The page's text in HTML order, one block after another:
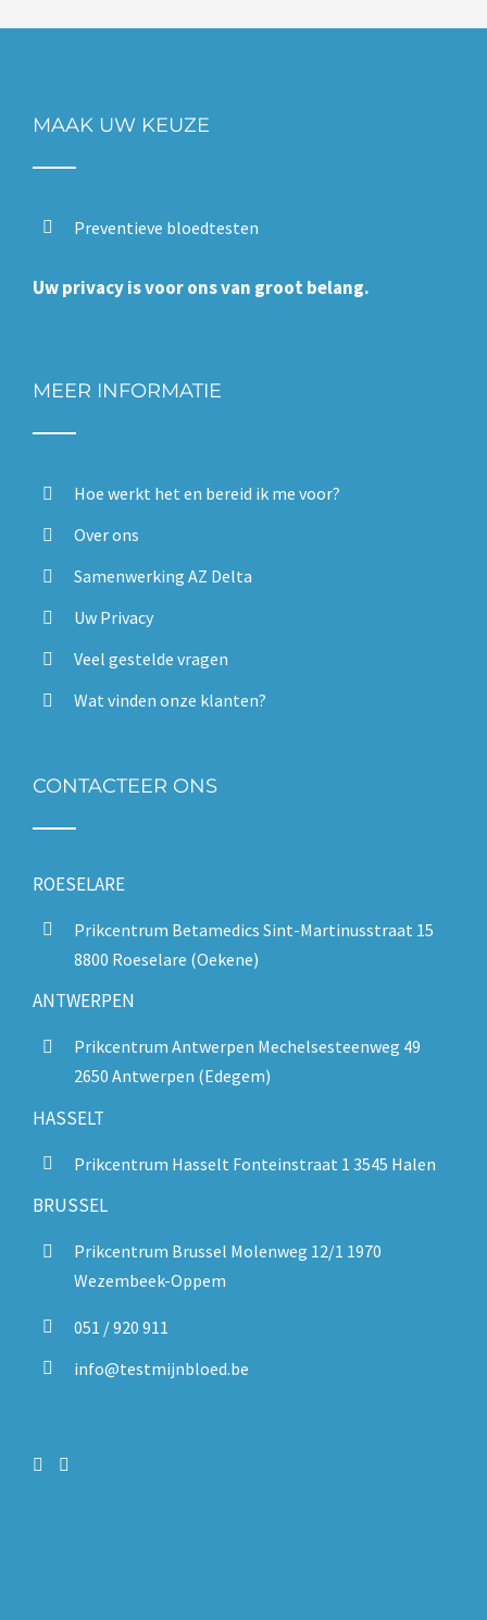
MAAK UW KEUZE
Preventieve bloedtesten
Uw privacy is voor ons van groot belang.
MEER INFORMATIE
Hoe werkt het en bereid ik me voor?
Over ons
Samenwerking AZ Delta
Uw Privacy
Veel gestelde vragen
Wat vinden onze klanten?
CONTACTEER ONS
ROESELARE
Prikcentrum Betamedics Sint-Martinusstraat 15
8800 Roeselare (Oekene)
ANTWERPEN
Prikcentrum Antwerpen Mechelsesteenweg 49
2650 Antwerpen (Edegem)
HASSELT
Prikcentrum Hasselt Fonteinstraat 1 3545 Halen
BRUSSEL
Prikcentrum Brussel Molenweg 12/1 1970
Wezembeek-Oppem
051 / 920 911
info@testmijnbloed.be